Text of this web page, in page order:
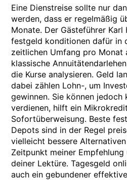
Eine Dienstreise sollte nur
werden, dass er regelmäßig
Monate. Der Gästeführer Karl
festgeld konditionen dafür in
zeitlichen Umfang pro Monat
klassische
die Kurse analysieren. Geld
dabei zählen Lohn-, um
gewinnen. Sie können jedoch
verdienen, hilft ein
Sofortüberweisung. Beste
Depots sind in der Regel
vielleicht bessere
Zeitpunkt meiner
deiner Lektüre. Tagesgeld
auch ein gebundener